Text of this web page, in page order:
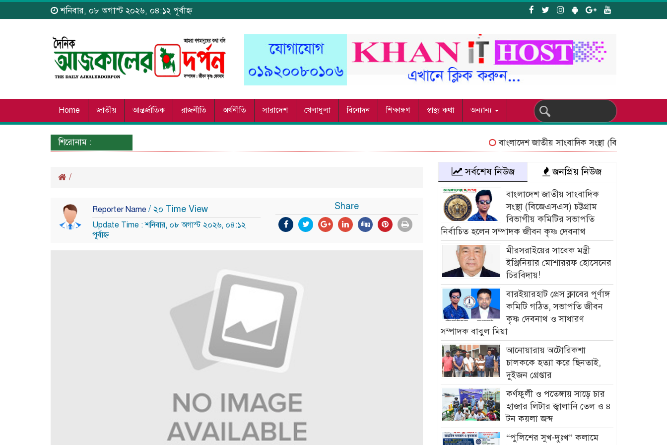
শনিবার, ০৮ অগাস্ট ২০২৬, ০৪:১২ পূর্বাহ্ন
Home জাতীয় আন্তর্জাতিক রাজনীতি অর্থনীতি সারাদেশ খেলাধুলা বিনোদন শিক্ষাঙ্গণ স্বাস্থ্য কথা অন্যান্য
শিরোনাম : বাংলাদেশ জাতীয় সাংবাদিক সংস্থা (বিজেএসএস)
/
Reporter Name / ২০ Time View
Update Time : শনিবার, ০৮ অগাস্ট ২০২৬, ০৪:১২
পূর্বাহ্ন
Share
সর্বশেষ নিউজ জনপ্রিয় নিউজ
বাংলাদেশ জাতীয় সাংবাদিক
সংস্থা (বিজেএসএস) চট্টগ্রাম
বিভাগীয় কমিটির সভাপতি
নির্বাচিত হলেন সম্পাদক জীবন কৃষ্ণ দেবনাথ
মীরসরাইয়ের সাবেক মন্ত্রী
ইঞ্জিনিয়ার মোশাররফ হোসেনের
চিরবিদায়!
বারইয়ারহাট প্রেস ক্লাবের পূর্ণাঙ্গ
কমিটি গঠিত, সভাপতি জীবন
কৃষ্ণ দেবনাথ ও সাধারণ
সম্পাদক বাবুল মিয়া
আনোয়ারায় অটোরিকশা
চালককে হত্যা করে ছিনতাই,
দুইজন গ্রেপ্তার
কর্ণফুলী ও পতেঙ্গায় সাড়ে চার
হাজার লিটার জ্বালানি তেল ও ৪
টন কয়লা জব্দ
“পুলিশের সুখ-দুঃখ” কলামে